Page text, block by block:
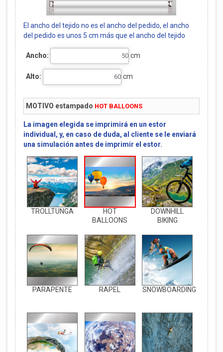
El ancho del tejido no es el ancho del pedido, el ancho
del pedido es unos 5 cm más que el ancho del tejido
Ancho: cm
Alto: cm
MOTIVO estampado HOT BALLOONS
La imagen elegida se imprimirá en un estor
individual, y, en caso de duda, al cliente se le enviará
una simulación antes de imprimir el estor.
TROLLTUNGA
HOT
BALLOONS
DOWNHILL
BIKING
PARAPENTE RAPEL SNOWBOARDING